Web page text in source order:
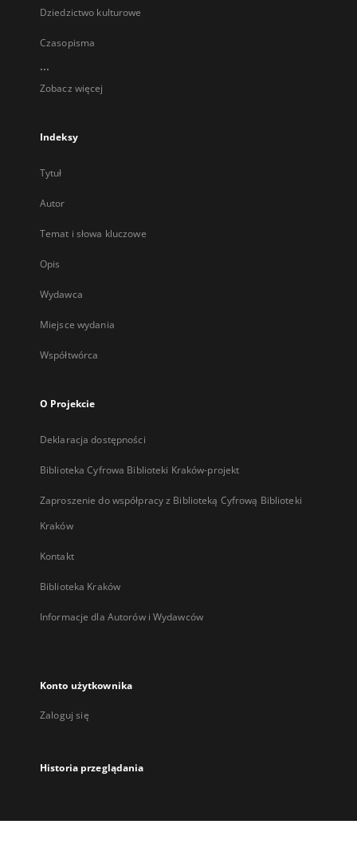
Dziedzictwo kulturowe
Czasopisma
...
Zobacz więcej
Indeksy
Tytuł
Autor
Temat i słowa kluczowe
Opis
Wydawca
Miejsce wydania
Współtwórca
O Projekcie
Deklaracja dostępności
Biblioteka Cyfrowa Biblioteki Kraków-projekt
Zaproszenie do współpracy z Biblioteką Cyfrową Biblioteki
Kraków
Kontakt
Biblioteka Kraków
Informacje dla Autorów i Wydawców
Konto użytkownika
Zaloguj się
Historia przeglądania